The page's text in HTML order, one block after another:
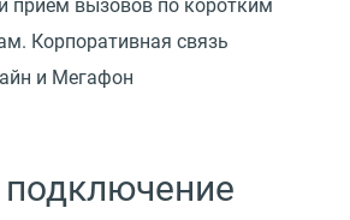
прием вызовов по коротким
Корпоративная связь
и Мегафон
подключение